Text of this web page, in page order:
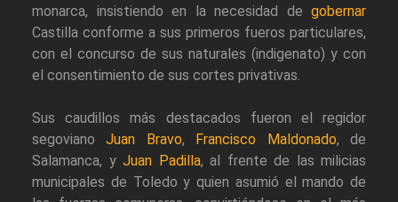
monarca, insistiendo en la necesidad de gobernar
Castilla conforme a sus primeros fueros particulares,
con el concurso de sus naturales (indigenato) y con
el consentimiento de sus cortes privativas.
Sus caudillos más destacados fueron el regidor
segovianoJuan Bravo, Francisco Maldonado, de
Salamanca, y Juan Padilla, al frente de las milicias
municipales de Toledo y quien asumió el mando de